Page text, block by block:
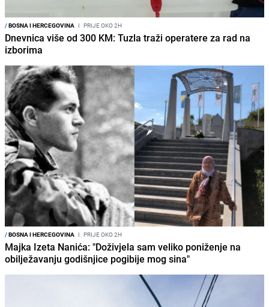
/BOSNA I HERCEGOVINA I PRIJE OKO 2H
Dnevnica više od 300 KM: Tuzla traži operatere za rad na
izborima
/BOSNA I HERCEGOVINA I PRIJE OKO 2H
Majka Izeta Nanića: "Doživjela sam veliko poniženje na
obilježavanju godišnjice pogibije mog sina"